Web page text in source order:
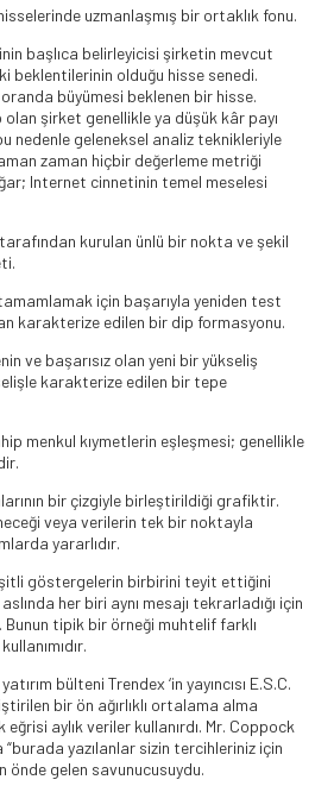
uzmanlaşmış bir ortaklık fonu.
başlıca belirleyicisi şirketin mevcut
beklentilerinin olduğu hisse senedi.
büyümesi beklenen bir hisse.
olan şirket genellikle ya düşük kâr payı
nedenle geleneksel analiz teknikleriyle
zaman hiçbir değerleme metriği
Internet cinnetinin temel meselesi
kurulan ünlü bir nokta ve şekil
için başarıyla yeniden test
karakterize edilen bir dip formasyonu.
ve başarısız olan yeni bir yükseliş
karakterize edilen bir tepe
menkul kıymetlerin eşleşmesi; genellikle
bir çizgiyle birleştirildiği grafiktir.
veya verilerin tek bir noktayla
yararlıdır.
göstergelerin birbirini teyit ettiğini
her biri aynı mesajı tekrarladığı için
tipik bir örneği muhtelif farklı
bülteni Trendex ‘in yayıncısı E.S.C.
bir ön ağırlıklı ortalama alma
aylık veriler kullanırdı. Mr. Coppock
“burada yazılanlar sizin tercihleriniz için
önde gelen savunucusuydu.